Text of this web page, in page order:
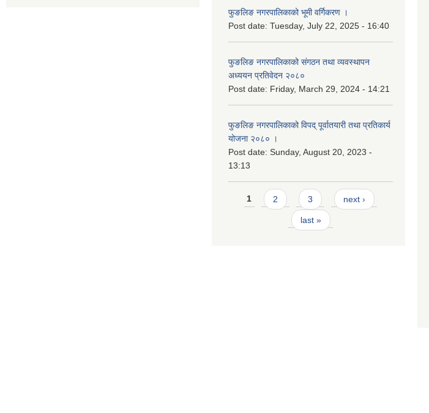
फुङलिङ नगरपालिकाको भूमी वर्गिकरण ।
Post date: Tuesday, July 22, 2025 - 16:40
फुङलिङ नगरपालिकाको संगठन तथा व्यवस्थापन
अध्ययन प्रतिवेदन २०८०
Post date: Friday, March 29, 2024 - 14:21
फुङलिङ नगरपालिकाको विपद् पूर्वातयारी तथा प्रतिकार्य
योजना २०८० ।
Post date: Sunday, August 20, 2023 -
13:13
Pages
1 2 3 next ›
last »